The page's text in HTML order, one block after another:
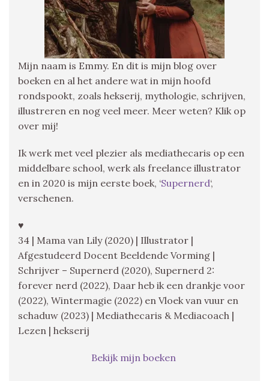
Mijn naam is Emmy. En dit is mijn blog over
boeken en al het andere wat in mijn hoofd
rondspookt, zoals hekserij, mythologie, schrijven,
illustreren en nog veel meer. Meer weten? Klik op
over mij!
Ik werk met veel plezier als mediathecaris op een
middelbare school, werk als freelance illustrator
en in 2020 is mijn eerste boek, ‘Supernerd‘,
verschenen.
♥
34 | Mama van Lily (2020) | Illustrator |
Afgestudeerd Docent Beeldende Vorming |
Schrijver – Supernerd (2020), Supernerd 2:
forever nerd (2022), Daar heb ik een drankje voor
(2022), Wintermagie (2022) en Vloek van vuur en
schaduw (2023) | Mediathecaris & Mediacoach |
Lezen | hekserij
Bekijk mijn boeken